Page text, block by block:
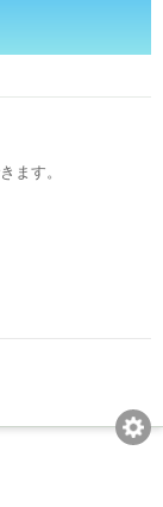
ます。